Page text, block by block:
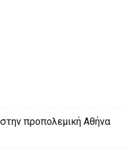
προπολεμική Αθήνα